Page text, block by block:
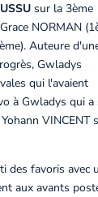
sur la 3ème
NORMAN
Auteure
Gwladys
qui l'avaient
à Gwladys qui a
VINCENT
des favoris avec
aux avants